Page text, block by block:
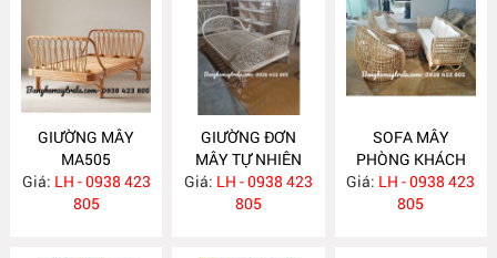
GIƯỜNG MÂY
MA505
Giá: LH - 0938 423
805
GIƯỜNG ĐƠN
MÂY TỰ NHIÊN
MA504
Giá: LH - 0938 423
805
SOFA MÂY
PHÒNG KHÁCH
KIỂU HIỆN ĐẠI
MA502
Giá: LH - 0938 423
805